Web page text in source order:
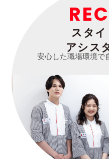
スタイ
アシス
安心した職場環境で